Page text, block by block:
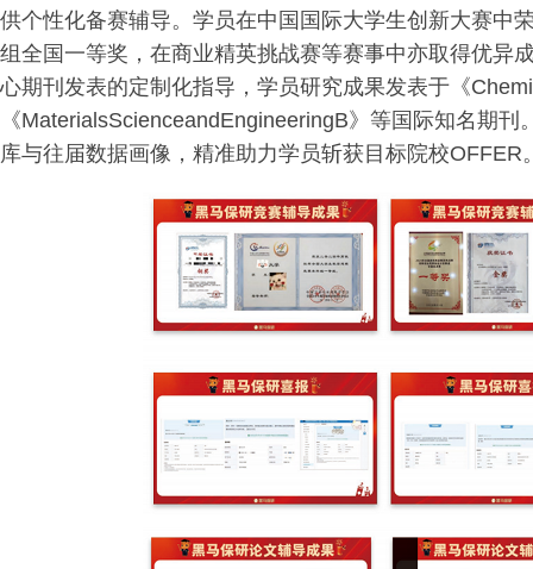
供个性化备赛辅导。学员在中国国际大学生创新大赛中
组全国一等奖，在商业精英挑战赛等赛事中亦取得优异
心期刊发表的定制化指导，学员研究成果发表于《
《MaterialsScienceandEngineeringB》等国际知名期
库与往届数据画像，精准助力学员斩获目标院校OFFER